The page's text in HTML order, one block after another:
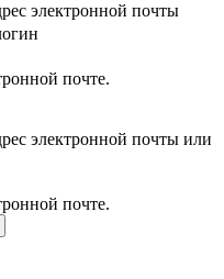
электронной почты
почте.
электронной почты или
почте.